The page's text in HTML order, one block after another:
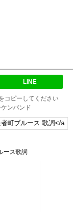
LINE
コピーしてください
ンバンド
ース歌詞